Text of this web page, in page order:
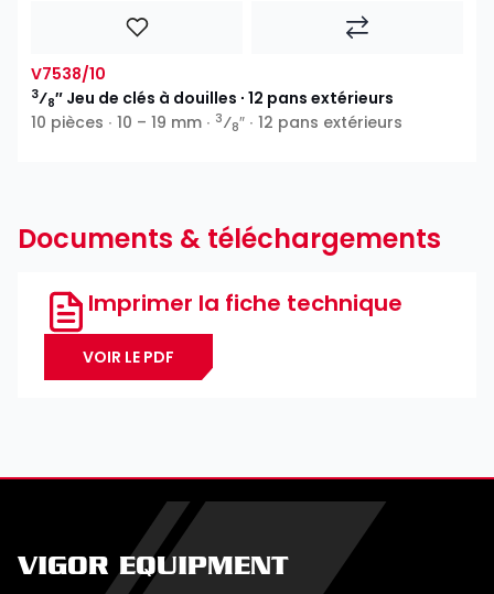
V7538/10
3⁄8″ Jeu de clés à douilles ∙ 12 pans extérieurs
10 pièces ∙ 10 – 19 mm ∙ 3⁄8″ ∙ 12 pans extérieurs
Documents & téléchargements
Imprimer la fiche technique
VOIR LE PDF
VIGOR EQUIPMENT